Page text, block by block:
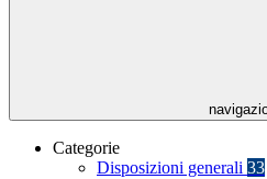
Categorie
Disposizioni generali 33